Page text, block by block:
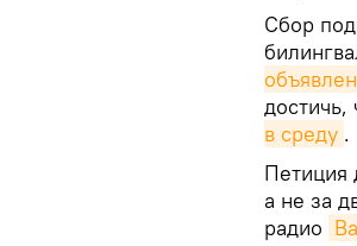
Сбор
в среду .
Петиция
а не за
радио